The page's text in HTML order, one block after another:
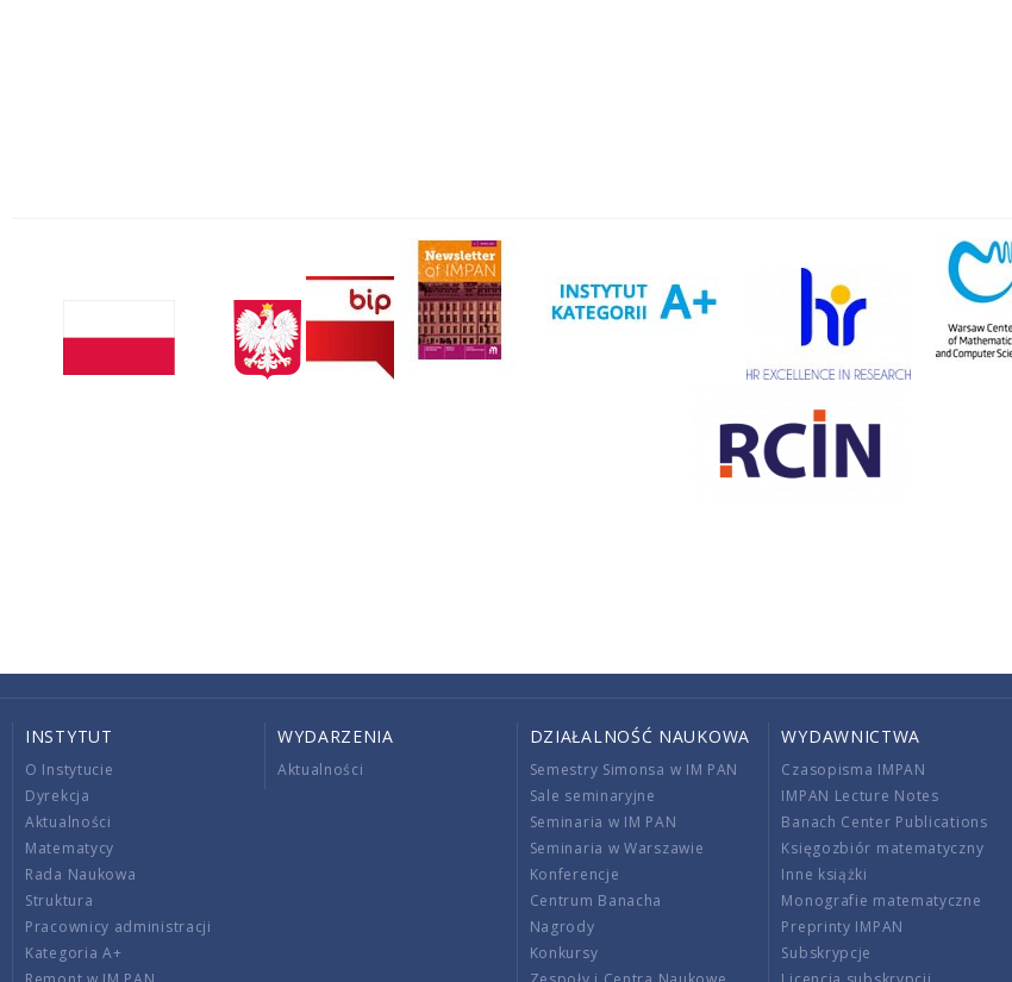
INSTYTUT
O Instytucie
Dyrekcja
Aktualności
Matematycy
Rada Naukowa
Struktura
Pracownicy administracji
Kategoria A+
WYDARZENIA
Aktualności
DZIAŁALNOŚĆ NAUKOWA
Semestry Simonsa w IM PAN
Sale seminaryjne
Seminaria w IM PAN
Seminaria w Warszawie
Konferencje
Centrum Banacha
Nagrody
Konkursy
WYDAWNICTWA
Czasopisma IMPAN
IMPAN Lecture Notes
Banach Center Publications
Księgozbiór matematyczny
Inne książki
Monografie matematyczne
Preprinty IMPAN
Subskrypcje